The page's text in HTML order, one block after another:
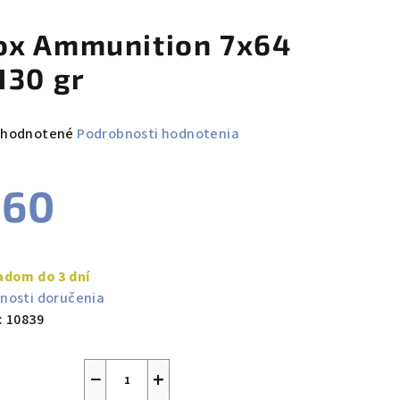
Ammunition 7x64
gr
Podrobnosti hodnotenia
do 3 dní
doručenia
10839
+
−